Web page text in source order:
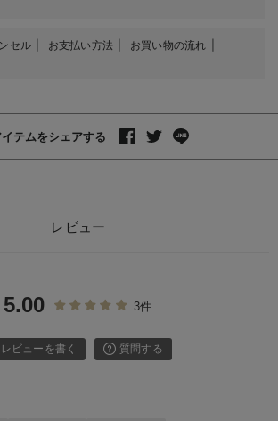
セル お支払い方法
お買い物の流れ
テムをシェアする
レビュー
5.00 3件
レビューを書く 質問する